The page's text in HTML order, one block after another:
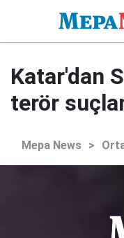
Katar'dan
terör
Mepa News >